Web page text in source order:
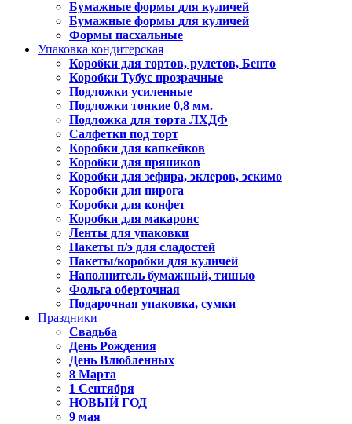
Бумажные формы для куличей
Бумажные формы для куличей
Формы пасхальные
Упаковка кондитерская
Коробки для тортов, рулетов, Бенто
Коробки Тубус прозрачные
Подложки усиленные
Подложки тонкие 0,8 мм.
Подложка для торта ЛХДФ
Салфетки под торт
Коробки для капкейков
Коробки для пряников
Коробки для зефира, эклеров, эскимо
Коробки для пирога
Коробки для конфет
Коробки для макаронс
Ленты для упаковки
Пакеты п/э для сладостей
Пакеты/коробки для куличей
Наполнитель бумажный, тишью
Фольга оберточная
Подарочная упаковка, сумки
Праздники
Свадьба
День Рождения
День Влюбленных
8 Марта
1 Сентября
НОВЫЙ ГОД
9 мая